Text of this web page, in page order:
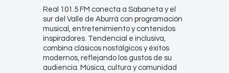
Real 101.5 FM conecta a Sabaneta y el
sur del Valle de Aburrá con programación
musical, entretenimiento y contenidos
inspiradores. Tendencial e inclusiva,
combina clásicos nostálgicos y éxitos
modernos, reflejando los gustos de su
audiencia. Música, cultura y comunidad